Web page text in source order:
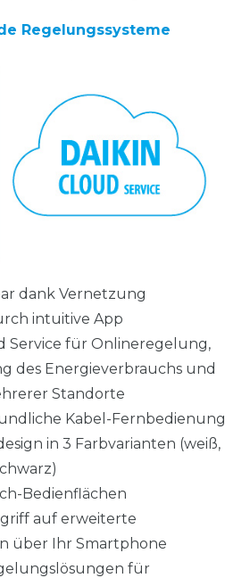
Regelungssysteme
dank Vernetzung
intuitive App
Service für Onlineregelung,
des Energieverbrauchs und
Standorte
Kabel-Fernbedienung
in 3 Farbvarianten (weiß,
Bedienflächen
auf erweiterte
über Ihr Smartphone
für